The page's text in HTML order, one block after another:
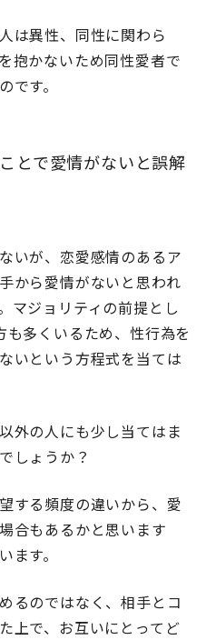
は異性、同性に関わら
抱かないため同性愛者で
です。
とで愛情がないと誤解
いが、恋愛感情のあるア
から愛情がないと思われ
マジョリティの前提とし
多くいるため、性行為を
いという方程式を当ては
外の人にも少し当てはま
しょうか？
する頻度の違いから、愛
合もあるかと思います
ます。
るのではなく、相手とコ
上で、お互いにとってど